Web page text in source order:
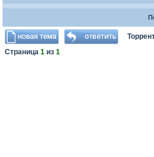
Страница 1 из 1